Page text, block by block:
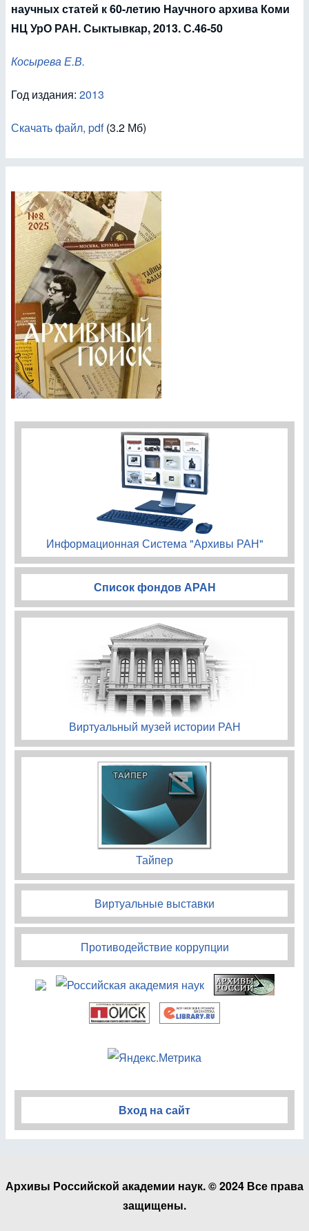
научных статей к 60-летию Научного архива Коми
НЦ УрО РАН. Сыктывкар, 2013. С.46-50
Косырева Е.В.
Год издания: 2013
Скачать файл, pdf(3.2 Мб)
Информационная Система "Архивы РАН"
Список фондов АРАН
Виртуальный музей истории РАН
Тайпер
Виртуальные выставки
Противодействие коррупции
Вход на сайт
Архивы Российской академии наук. © 2024 Все права
защищены.